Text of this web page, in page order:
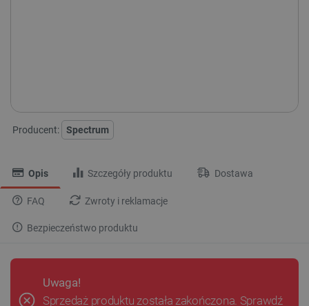
Producent: Spectrum
Opis Szczegóły produktu Dostawa
FAQ Zwroty i reklamacje
Bezpieczeństwo produktu
Uwaga!
Sprzedaż produktu została zakończona. Sprawdź